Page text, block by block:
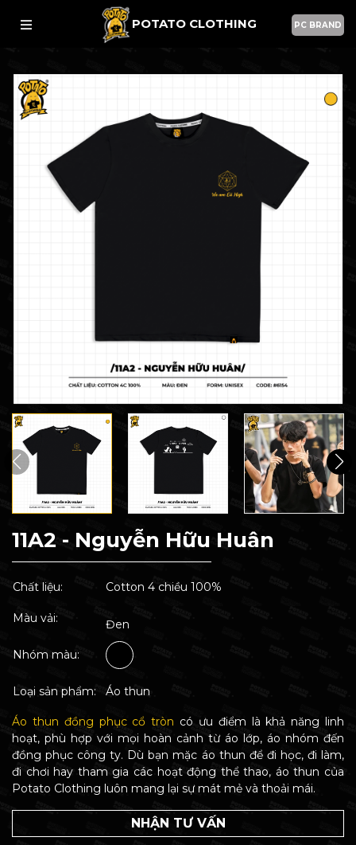
POTATO CLOTHING PC BRAND
11A2 - Nguyễn Hữu Huân
Chất liệu: Cotton 4 chiều 100%
Màu vải: Đen
Nhóm màu:
Loại sản phẩm: Áo thun
Áo thun đồng phục cổ tròn có ưu điểm là khả năng linh
hoạt, phù hợp với mọi hoàn cảnh từ áo lớp, áo nhóm đến
đồng phục công ty. Dù bạn mặc áo thun để đi học, đi làm,
đi chơi hay tham gia các hoạt động thể thao, áo thun của
Potato Clothing luôn mang lại sự mát mẻ và thoải mái.
NHẬN TƯ VẤN